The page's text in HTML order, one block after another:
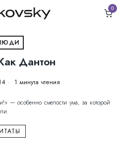
0
Дантон
1 минута чтения
— особенно смелости ума, за которой